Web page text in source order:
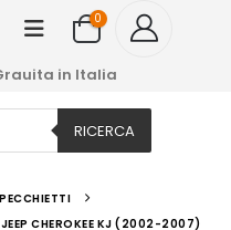
0
in Italia
RICERCA
CHEROKEE KJ (2002-2007)